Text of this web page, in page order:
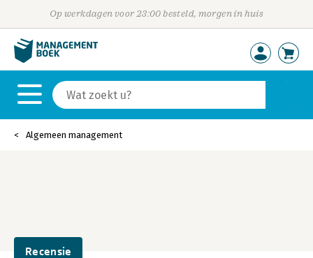
Op werkdagen voor 23:00 besteld, morgen in huis
Algemeen management
Recensie